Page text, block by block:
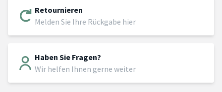
Retournieren
Melden Sie Ihre Rückgabe hier
Haben Sie Fragen?
Wir helfen Ihnen gerne weiter